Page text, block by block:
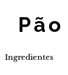
Ingredientes